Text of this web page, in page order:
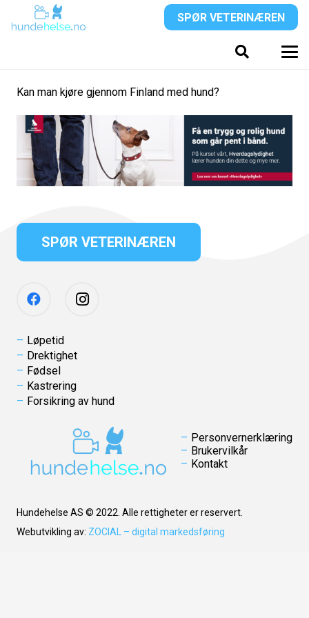
SPØR VETERINÆREN
Kan man kjøre gjennom Finland med hund?
SPØR VETERINÆREN
Løpetid
Drektighet
Fødsel
Kastrering
Forsikring av hund
Personvernerklæring
Brukervilkår
Kontakt
Hundehelse AS © 2022. Alle rettigheter er reservert.
Webutvikling av: ZOCIAL – digital markedsføring